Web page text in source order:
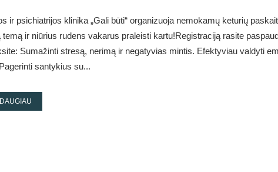
ir psichiatrijos klinika „Gali būti“ organizuoja nemokamų keturių
temą ir niūrius rudens vakarus praleisti kartu!Registraciją rasite
Sumažinti stresą, nerimą ir negatyvias mintis. Efektyviau valdyti
santykius su...